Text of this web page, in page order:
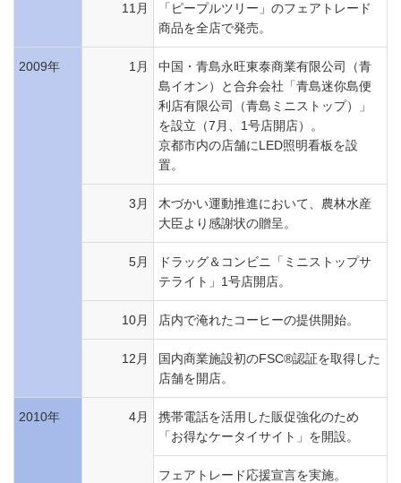
11月
「ピープルツリー」のフェアトレード
商品を全店で発売。
2009年 1月
中国・青島永旺東泰商業有限公司（青
島イオン）と合弁会社「青島迷你島便
利店有限公司（青島ミニストップ）」
を設立（7月、1号店開店）。
京都市内の店舗にLED照明看板を設
置。
3月
木づかい運動推進において、農林水産
大臣より感謝状の贈呈。
5月
ドラッグ＆コンビニ「ミニストップサ
テライト」1号店開店。
10月 店内で淹れたコーヒーの提供開始。
12月
国内商業施設初のFSC®認証を取得した
店舗を開店。
2010年 4月
携帯電話を活用した販促強化のため
「お得なケータイサイト」を開設。
フェアトレード応援宣言を実施。